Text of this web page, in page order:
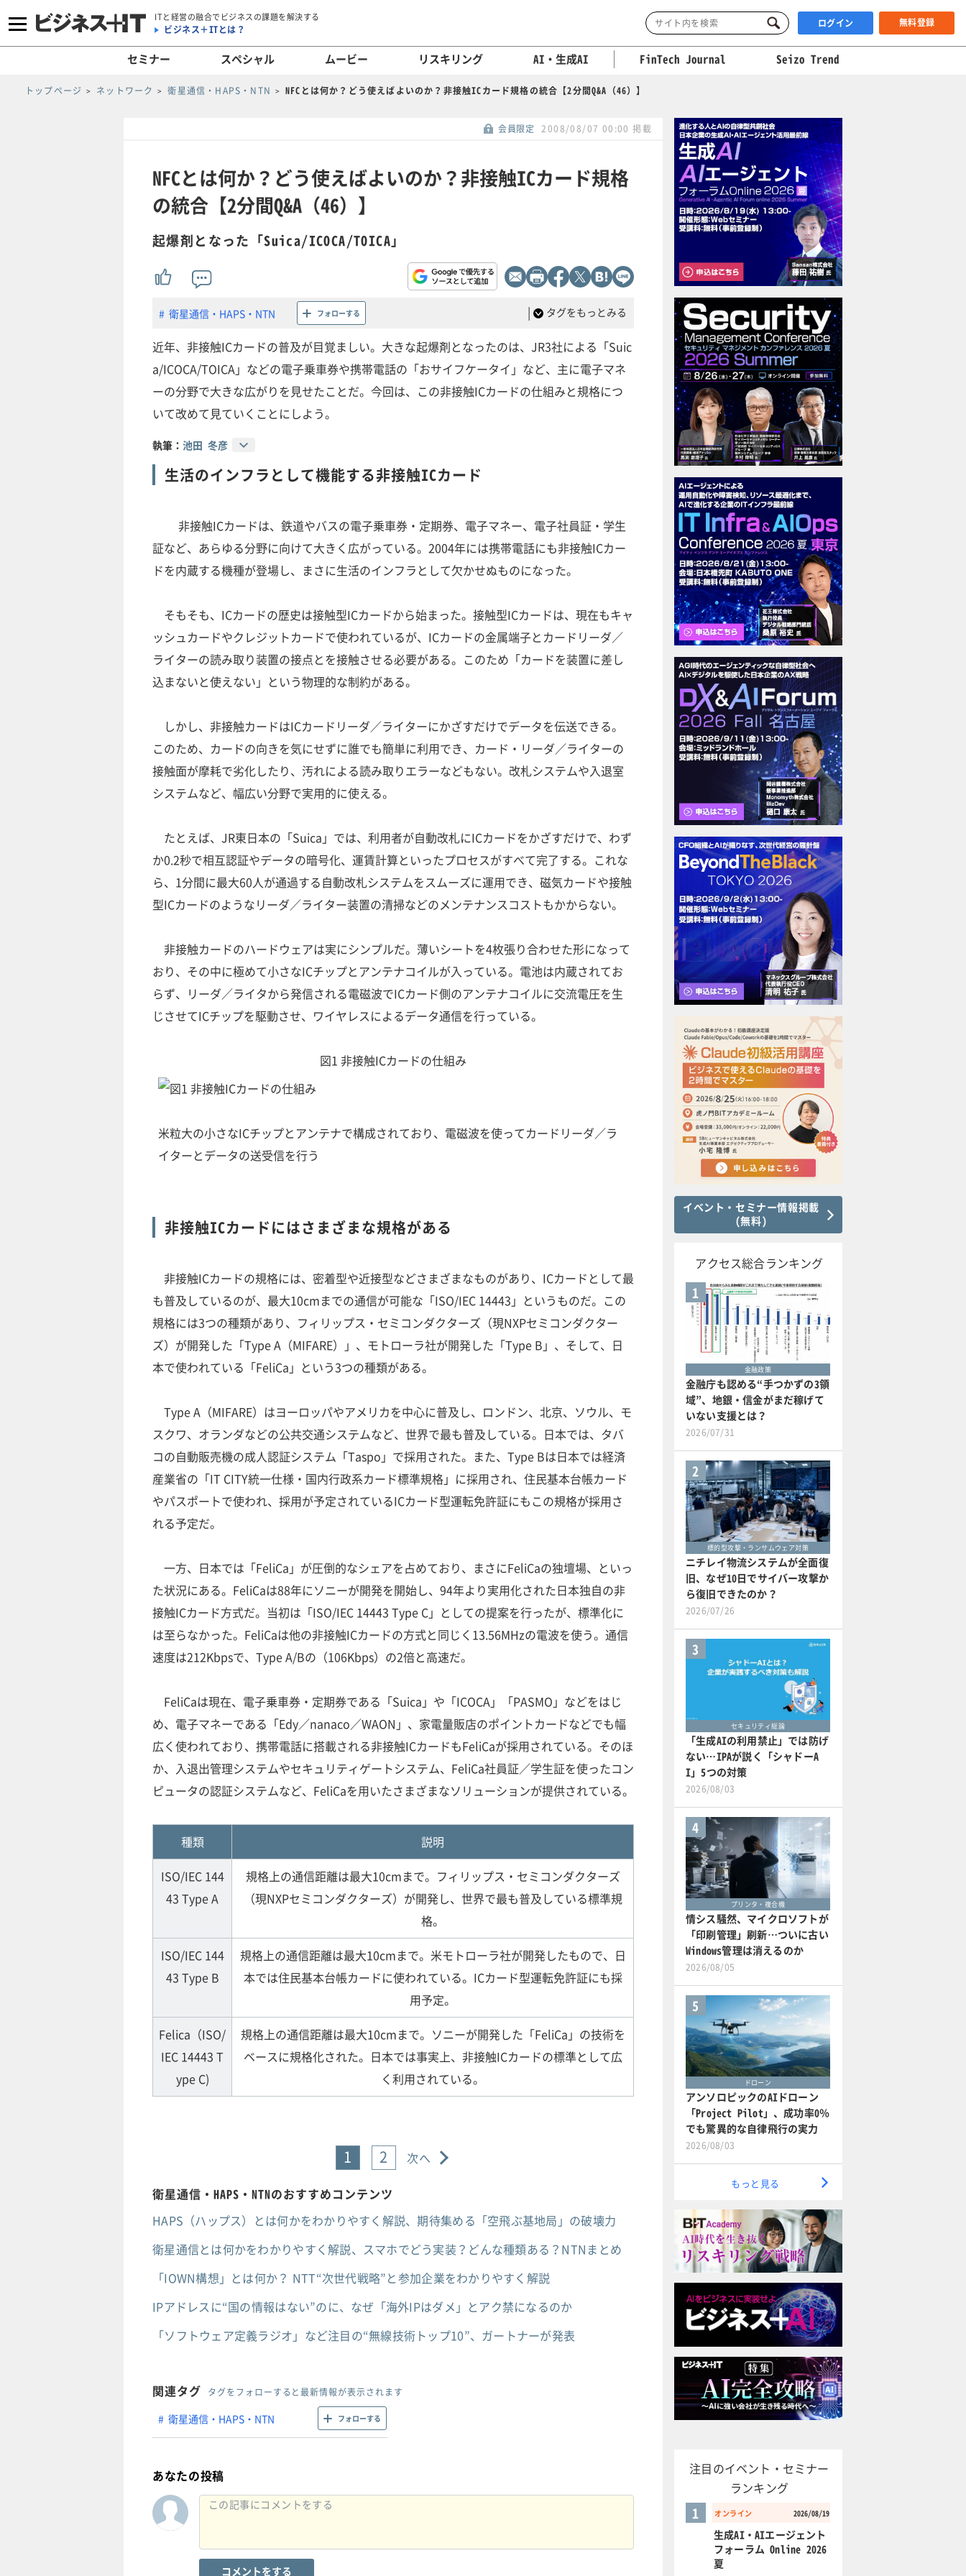
ITと経営の融合でビジネスの課題を解決する
ビジネス＋ITとは？ ログイン 無料登録
セミナー スペシャル ムービー リスキリング AI・生成AI FinTech Journal Seizo Trend
トップページ ネットワーク 衛星通信・HAPS・NTN NFCとは何か？どう使えばよいのか？非接触ICカード規格の統合【2分間Q&A（46）】
会員限定 2008/08/07 00:00 掲載
NFCとは何か？どう使えばよいのか？非接触ICカード規格
の統合【2分間Q&A（46）】
起爆剤となった「Suica/ICOCA/TOICA」
衛星通信・HAPS・NTN フォローする | タグをもっとみる
近年、非接触ICカードの普及が目覚ましい。大きな起爆剤となったのは、JR3社による「Suic
a/ICOCA/TOICA」などの電子乗車券や携帯電話の「おサイフケータイ」など、主に電子マネ
ーの分野で大きな広がりを見せたことだ。今回は、この非接触ICカードの仕組みと規格につ
いて改めて見ていくことにしよう。
執筆： 池田 冬彦
生活のインフラとして機能する非接触ICカード
非接触ICカードは、鉄道やバスの電子乗車券・定期券、電子マネー、電子社員証・学生
証など、あらゆる分野に向けて大きく広がっている。2004年には携帯電話にも非接触ICカー
ドを内蔵する機種が登場し、まさに生活のインフラとして欠かせぬものになった。
そもそも、ICカードの歴史は接触型ICカードから始まった。接触型ICカードは、現在もキャ
ッシュカードやクレジットカードで使われているが、ICカードの金属端子とカードリーダ／
ライターの読み取り装置の接点とを接触させる必要がある。このため「カードを装置に差し
込まないと使えない」という物理的な制約がある。
しかし、非接触カードはICカードリーダ／ライターにかざすだけでデータを伝送できる。
このため、カードの向きを気にせずに誰でも簡単に利用でき、カード・リーダ／ライターの
接触面が摩耗で劣化したり、汚れによる読み取りエラーなどもない。改札システムや入退室
システムなど、幅広い分野で実用的に使える。
たとえば、JR東日本の「Suica」では、利用者が自動改札にICカードをかざすだけで、わず
か0.2秒で相互認証やデータの暗号化、運賃計算といったプロセスがすべて完了する。これな
ら、1分間に最大60人が通過する自動改札システムをスムーズに運用でき、磁気カードや接触
型ICカードのようなリーダ／ライター装置の清掃などのメンテナンスコストもかからない。
非接触カードのハードウェアは実にシンプルだ。薄いシートを4枚張り合わせた形になって
おり、その中に極めて小さなICチップとアンテナコイルが入っている。電池は内蔵されてお
らず、リーダ／ライタから発信される電磁波でICカード側のアンテナコイルに交流電圧を生
じさせてICチップを駆動させ、ワイヤレスによるデータ通信を行っている。
図1 非接触ICカードの仕組み
米粒大の小さなICチップとアンテナで構成されており、電磁波を使ってカードリーダ／ラ
イターとデータの送受信を行う
非接触ICカードにはさまざまな規格がある
非接触ICカードの規格には、密着型や近接型などさまざまなものがあり、ICカードとして最
も普及しているのが、最大10cmまでの通信が可能な「ISO/IEC 14443」というものだ。この
規格には3つの種類があり、フィリップス・セミコンダクターズ（現NXPセミコンダクター
ズ）が開発した「Type A（MIFARE）」、モトローラ社が開発した「Type B」、そして、日
本で使われている「FeliCa」という3つの種類がある。
Type A（MIFARE）はヨーロッパやアメリカを中心に普及し、ロンドン、北京、ソウル、モ
スクワ、オランダなどの公共交通システムなど、世界で最も普及している。日本では、タバ
コの自動販売機の成人認証システム「Taspo」で採用された。また、Type Bは日本では経済
産業省の「IT CITY統一仕様・国内行政系カード標準規格」に採用され、住民基本台帳カード
やパスポートで使われ、採用が予定されているICカード型運転免許証にもこの規格が採用さ
れる予定だ。
一方、日本では「FeliCa」が圧倒的なシェアを占めており、まさにFeliCaの独壇場、といっ
た状況にある。FeliCaは88年にソニーが開発を開始し、94年より実用化された日本独自の非
接触ICカード方式だ。当初は「ISO/IEC 14443 Type C」としての提案を行ったが、標準化に
は至らなかった。FeliCaは他の非接触ICカードの方式と同じく13.56MHzの電波を使う。通信
速度は212Kbpsで、Type A/Bの（106Kbps）の2倍と高速だ。
FeliCaは現在、電子乗車券・定期券である「Suica」や「ICOCA」「PASMO」などをはじ
め、電子マネーである「Edy／nanaco／WAON」、家電量販店のポイントカードなどでも幅
広く使われており、携帯電話に搭載される非接触ICカードもFeliCaが採用されている。そのほ
か、入退出管理システムやセキュリティゲートシステム、FeliCa社員証／学生証を使ったコン
ピュータの認証システムなど、FeliCaを用いたさまざまなソリューションが提供されている。
種類
説明
ISO/IEC 144
43 Type A
規格上の通信距離は最大10cmまで。フィリップス・セミコンダクターズ
（現NXPセミコンダクターズ）が開発し、世界で最も普及している標準規
格。
ISO/IEC 144
43 Type B
規格上の通信距離は最大10cmまで。米モトローラ社が開発したもので、日
本では住民基本台帳カードに使われている。ICカード型運転免許証にも採
用予定。
Felica（ISO/
IEC 14443 T
ype C)
規格上の通信距離は最大10cmまで。ソニーが開発した「FeliCa」の技術を
ベースに規格化された。日本では事実上、非接触ICカードの標準として広
く利用されている。
1 2 次へ
衛星通信・HAPS・NTNのおすすめコンテンツ
HAPS（ハップス）とは何かをわかりやすく解説、期待集める「空飛ぶ基地局」の破壊力
衛星通信とは何かをわかりやすく解説、スマホでどう実装？どんな種類ある？NTNまとめ
「IOWN構想」とは何か？ NTT“次世代戦略”と参加企業をわかりやすく解説
IPアドレスに“国の情報はない”のに、なぜ「海外IPはダメ」とアク禁になるのか
「ソフトウェア定義ラジオ」など注目の“無線技術トップ10”、ガートナーが発表
関連タグ タグをフォローすると最新情報が表示されます
衛星通信・HAPS・NTN フォローする
あなたの投稿
コメントをする
イベント・セミナー情報掲載
(無料)
アクセス総合ランキング
1
金融政策
金融庁も認める“手つかずの3領
域”、地銀・信金がまだ稼げて
いない支援とは？
2026/07/31
2
標的型攻撃・ランサムウェア対策
ニチレイ物流システムが全面復
旧、なぜ10日でサイバー攻撃か
ら復旧できたのか？
2026/07/26
3
セキュリティ総論
「生成AIの利用禁止」では防げ
ない…IPAが説く「シャドーA
I」5つの対策
2026/08/03
4
プリンタ・複合機
情シス騒然、マイクロソフトが
「印刷管理」刷新…ついに古い
Windows管理は消えるのか
2026/08/05
5
ドローン
アンソロピックのAIドローン
「Project Pilot」、成功率0％
でも驚異的な自律飛行の実力
2026/08/03
もっと見る
注目のイベント・セミナー
ランキング
オンライン 2026/08/19
1
生成AI・AIエージェント
フォーラム Online 2026
夏